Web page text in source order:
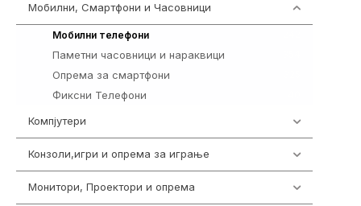
Мобилни, Смартфони и Часовници
Мобилни телефони
Паметни часовници и нараквици
Опрема за смартфони
Фиксни Телефони
Компјутери
Конзоли,игри и опрема за играње
Монитори, Проектори и опрема